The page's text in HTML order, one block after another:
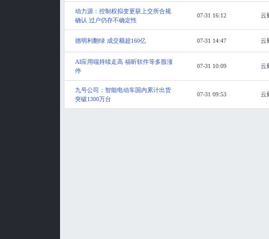
动力源：控制权拟变更获上交所合规
确认 过户仍存不确定性
07-31 16:12 云
德明利翻绿 成交额超160亿 07-31 14:47 云
AI应用端持续走高 福昕软件等多股涨
停
07-31 10:09 云
九号公司：智能电动车国内累计出货
突破1300万台
07-31 09:53 云